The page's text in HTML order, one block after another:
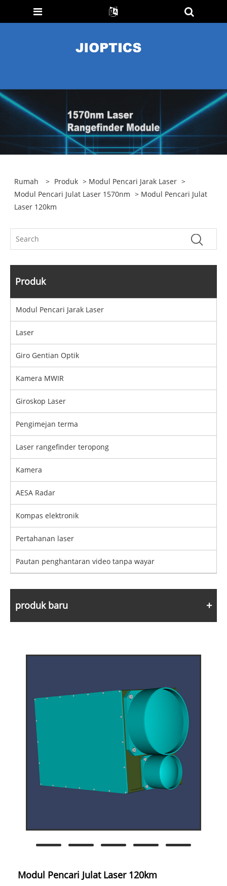
Rumah > Produk > Modul Pencari Jarak Laser >
Modul Pencari Julat Laser 1570nm > Modul Pencari Julat
Laser 120km
Produk
Modul Pencari Jarak Laser
Laser
Giro Gentian Optik
Kamera MWIR
Giroskop Laser
Pengimejan terma
Laser rangefinder teropong
Kamera
AESA Radar
Kompas elektronik
Pertahanan laser
Pautan penghantaran video tanpa wayar
produk baru
Modul Pencari Julat Laser 120km